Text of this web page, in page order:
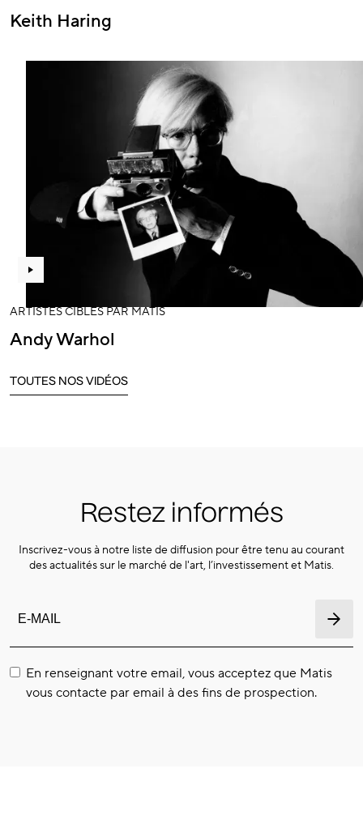
Keith Haring
ARTISTES CIBLÉS PAR MATIS
Andy Warhol
TOUTES NOS VIDÉOS
Restez informés
Inscrivez-vous à notre liste de diffusion pour être tenu au courant
des actualités sur le marché de l'art, l’investissement et Matis.
En renseignant votre email, vous acceptez que Matis
vous contacte par email à des fins de prospection.